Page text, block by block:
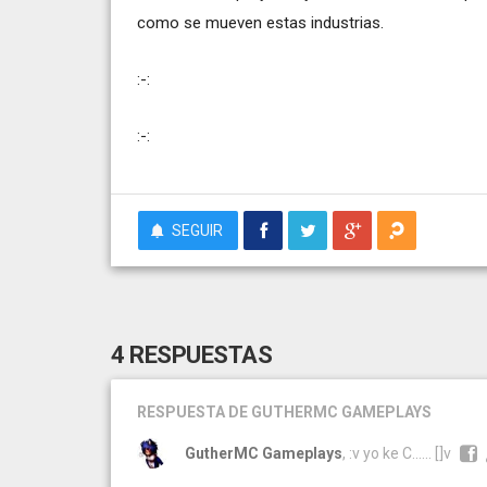
como se mueven estas industrias.
:-:
:-:
SEGUIR
4 RESPUESTAS
RESPUESTA DE GUTHERMC GAMEPLAYS
GutherMC Gameplays, :v yo ke C...... []v